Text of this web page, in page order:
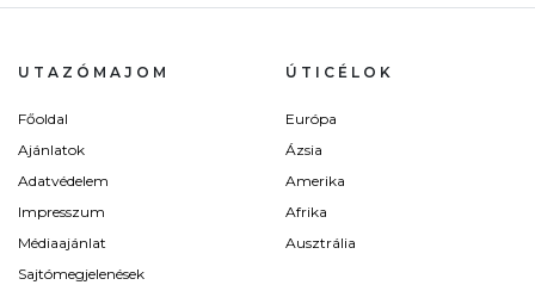
UTAZÓMAJOM
Főoldal
Ajánlatok
Adatvédelem
Impresszum
Médiaajánlat
Sajtómegjelenések
ÚTICÉLOK
Európa
Ázsia
Amerika
Afrika
Ausztrália